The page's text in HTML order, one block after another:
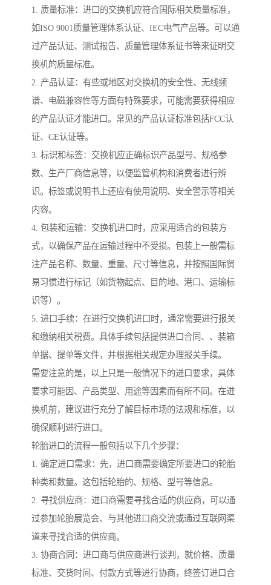
1. 质量标准：进口的交换机应符合国际相关质量标准，
如ISO 9001质量管理体系认证、IEC电气产品等。可以通
过产品认证、测试报告、质量管理体系证书等来证明交
换机的质量标准。
2. 产品认证：有些或地区对交换机的安全性、无线频
谱、电磁兼容性等方面有特殊要求，可能需要获得相应
的产品认证才能进口。常见的产品认证标准包括FCC认
证、CE认证等。
3. 标识和标签：交换机应正确标识产品型号、规格参
数、生产厂商信息等，以便监管机构和消费者进行辨
识。标签或说明书上还应有使用说明、安全警示等相关
内容。
4. 包装和运输：交换机进口时，应采用适合的包装方
式，以确保产品在运输过程中不受损。包装上一般需标
注产品名称、数量、重量、尺寸等信息，并按照国际贸
易习惯进行标记（如货物起点、目的地、港口、运输标
识等）。
5. 进口手续：在进行交换机进口时，通常需要进行报关
和缴纳相关税费。具体手续包括提供进口合同、、装箱
单据、提单等文件，并根据相关规定办理报关手续。
需要注意的是，以上只是一般情况下的进口要求，具体
要求可能因、产品类型、用途等因素而有所不同。在进
换机前，建议进行充分了解目标市场的法规和标准，以
确保顺利进行进口。
轮胎进口的流程一般包括以下几个步骤：
1. 确定进口需求：先，进口商需要确定所要进口的轮胎
种类和数量。这包括轮胎的、规格、型号等信息。
2. 寻找供应商：进口商需要寻找合适的供应商，可以通
过参加轮胎展览会、与其他进口商交流或通过互联网渠
道来寻找合适的供应商。
3. 协商合同：进口商与供应商进行谈判，就价格、质量
标准、交货时间、付款方式等进行协商，终签订进口合